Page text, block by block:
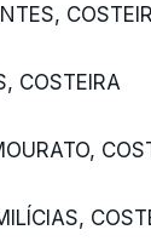
COSTEIRA